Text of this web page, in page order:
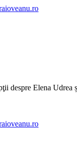
despre Elena Udrea